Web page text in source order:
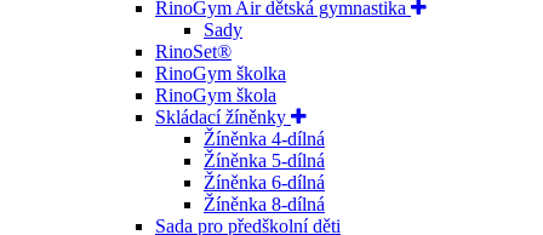
RinoGym Air dětská gymnastika
Sady
RinoSet®
RinoGym školka
RinoGym škola
Skládací žíněnky
Žíněnka 4-dílná
Žíněnka 5-dílná
Žíněnka 6-dílná
Žíněnka 8-dílná
Sada pro předškolní děti